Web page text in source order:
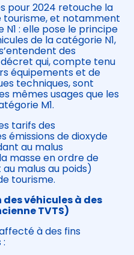
pour 2024 retouche la
tourisme, et notamment
: elle pose le principe
de la catégorie N1,
des
qui, compte tenu
équipements et de
techniques, sont
mêmes usages que les
M1.
tarifs des
émissions de dioxyde
au malus
masse en ordre de
malus au poids)
tourisme.
véhicules à des
TVTS)
à des fins